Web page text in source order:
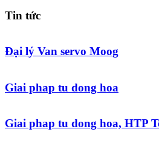
Tin tức
Đại lý Van servo Moog
Giai phap tu dong hoa
Giai phap tu dong hoa, HTP